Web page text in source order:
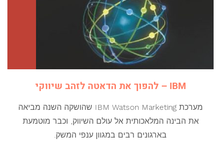
IBM – להפוך את הדאטה לזהב שיווקי
מערכת IBM Watson Marketing שהושקה השנה מביאה
את הבינה המלאכותית אל עולם השיווק, וכבר מוטמעת
בארגונים רבים במגוון ענפי המשק.